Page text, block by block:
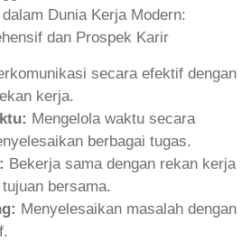
secara efektif dengan
kerja.
Mengelola waktu secara
berbagai tugas.
Bekerja sama dengan rekan kerja
bersama.
Menyelesaikan masalah dengan